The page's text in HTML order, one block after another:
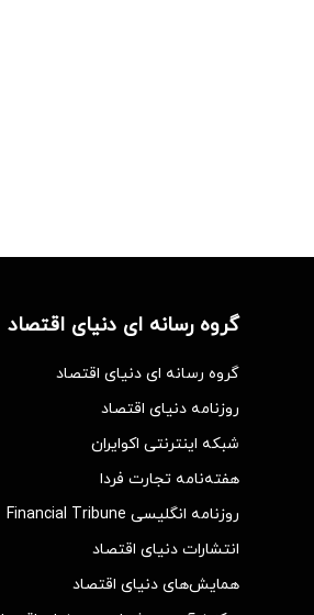
گروه رسانه ای دنیای اقتصاد
گروه رسانه ای دنیای اقتصاد
روزنامه دنیای اقتصاد
شبکه اینترنتی اکوایران
هفته‌نامه تجارت فردا
روزنامه انگلیسی Financial Tribune
انتشارات دنیای اقتصاد
همایش‌های دنیای اقتصاد